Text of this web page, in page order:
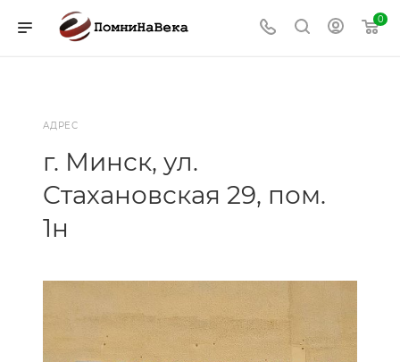
0
АДРЕС
г. Минск, ул.
Cтахановская 29, пом.
1н